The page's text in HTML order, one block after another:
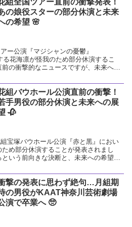
の娘役スターの部分休演と未来
の希望 🌸
ー公演『マジシャンの憂鬱』
る花海凛が怪我のため部分休演するこ
の衝撃的なニュースですが、未来への
組バウホール公演直前の衝撃！
手男役の部分休演と未来への展
🥀
宝塚バウホール公演『赤と黒』におい
め部分休演することが発表されまし
いう前向きな決断と、未来への希望に
撃の発表に思わず絶句…月組期
の男役がKAAT神奈川芸術劇場
演で卒業へ 🥺